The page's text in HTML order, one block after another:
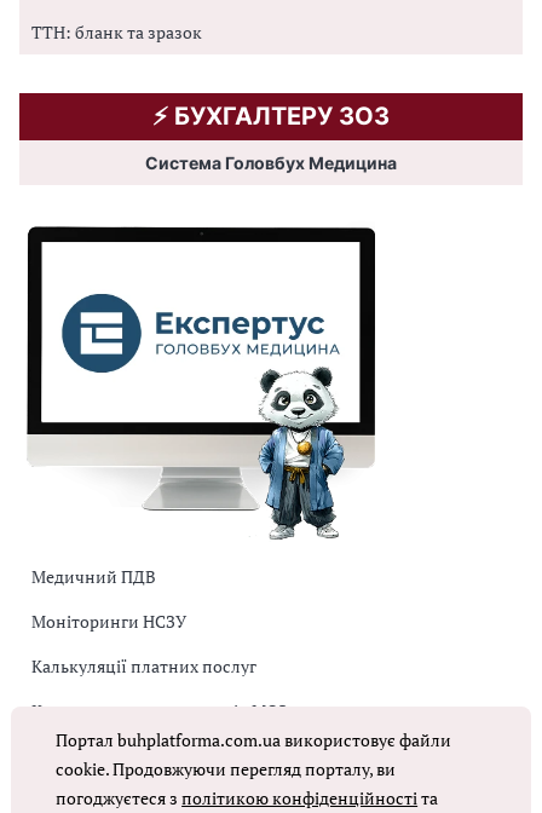
ТТН: бланк та зразок
⚡️ БУХГАЛТЕРУ ЗОЗ
Система Головбух Медицина
Медичний ПДВ
Моніторинги НСЗУ
Калькуляції платних послуг
Коригувальна накладна від МОЗ
Оплата праці в КНП
Портал buhplatforma.com.ua використовує файли
cookie. Продовжуючи перегляд порталу, ви
погоджуєтеся зполітикою конфіденційностіта